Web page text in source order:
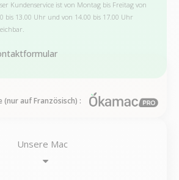
Kundenservice ist von Montag bis Freitag von
bis 13.00 Uhr und von 14.00 bis 17.00 Uhr
(nur auf Französisch) :
Unsere Mac